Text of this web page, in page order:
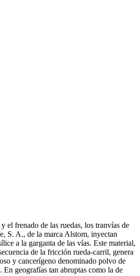
el frenado de las ruedas, los tranvías de
S. A., de la marca Alstom, inyectan
a la garganta de las vías. Este material,
de la fricción rueda-carril, genera
y cancerígeno denominado polvo de
En geografías tan abruptas como la de